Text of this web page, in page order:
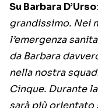
Su Barbara D’Urso
grandissimo. Nei
l’emergenza
da Barbara
nella nostra
Cinque. Durante
sarà più orientato